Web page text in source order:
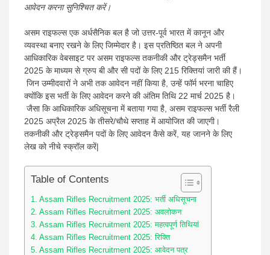
आवेदन करना सुनिश्चित करें।
असम राइफल्स एक अर्धसैनिक बल है जो उत्तर-पूर्व भारत में कानून और
व्यवस्था बनाए रखने के लिए जिम्मेदार है। इस प्रतिष्ठित बल ने अपनी
आधिकारिक वेबसाइट पर असम राइफल्स तकनीकी और ट्रेड्समैन भर्ती
2025 के माध्यम से ग्रुप बी और सी पदों के लिए 215 रिक्तियां जारी की हैं।
जिन उम्मीदवारों ने अभी तक आवेदन नहीं किया है, उन्हें फॉर्म भरना चाहिए
क्योंकि इस भर्ती के लिए आवेदन करने की अंतिम तिथि 22 मार्च 2025 है।
जैसा कि आधिकारिक अधिसूचना में बताया गया है, असम राइफल्स भर्ती रैली
2025 अप्रैल 2025 के तीसरे/चौथे सप्ताह में आयोजित की जाएगी।
तकनीकी और ट्रेड्समैन पदों के लिए आवेदन कैसे करें, यह जानने के लिए
लेख को नीचे स्क्रॉल करें|
Table of Contents
Assam Rifles Recruitment 2025: भर्ती अधिसूचना
Assam Rifles Recruitment 2025: अवलोकन
Assam Rifles Recruitment 2025: महत्वपूर्ण तिथियां
Assam Rifles Recruitment 2025: रिक्ति
Assam Rifles Recruitment 2025: आवेदन पत्र